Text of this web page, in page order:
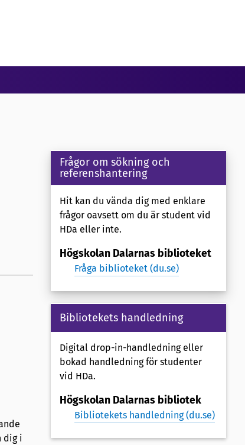
dig i
Frågor om sökning och
referenshantering
Hit kan du vända dig med enklare
frågor oavsett om du är student vid
HDa eller inte.
Högskolan Dalarnas biblioteket
Fråga biblioteket (du.se)
Bibliotekets handledning
Digital drop-in-handledning eller
bokad handledning för studenter
vid HDa.
Högskolan Dalarnas bibliotek
Bibliotekets handledning (du.se)